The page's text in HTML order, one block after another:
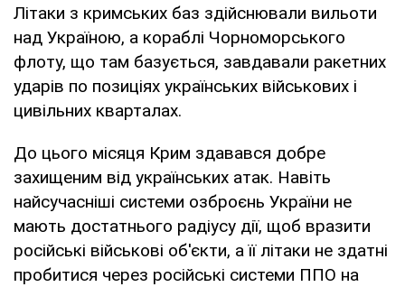
Літаки з кримських баз здійснювали вильоти
над Україною, а кораблі Чорноморського
флоту, що там базується, завдавали ракетних
ударів по позиціях українських військових і
цивільних кварталах.
До цього місяця Крим здавався добре
захищеним від українських атак. Навіть
найсучасніші системи озброєнь України не
мають достатнього радіусу дії, щоб вразити
російські військові об'єкти, а її літаки не здатні
пробитися через російські системи ППО на